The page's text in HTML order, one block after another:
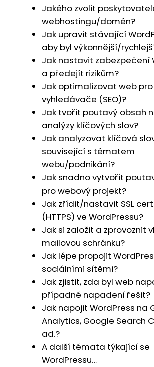
Jakého zvolit
webhostingu/domén?
Jak upravit stávající
aby byl výkonnější/
Jak nastavit zabezpečení
a předejít rizikům?
Jak optimalizovat web pro
vyhledávače (SEO)?
Jak tvořit poutavý obsah
analýzy klíčových slov?
Jak analyzovat klíčová
související s tématem
webu/podnikání?
Jak snadno vytvořit
pro webový projekt?
Jak zřídit/nastavit SSL
(HTTPS) ve WordPressu?
Jak si založit a zprovoznit
mailovou schránku?
Jak lépe propojit
sociálními sítěmi?
Jak zjistit, zda byl web
případné napadení řešit?
Jak napojit WordPress na
Analytics, Google Search
ad.?
A další témata týkající se
WordPressu…